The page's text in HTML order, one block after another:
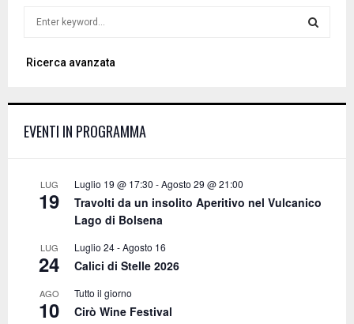
r
o
Ricerca avanzata
EVENTI IN PROGRAMMA
LUG
19
Luglio 19 @ 17:30 -Agosto 29 @ 21:00
Travolti da un insolito Aperitivo nel Vulcanico
Lago di Bolsena
LUG
24
Luglio 24-Agosto 16
Calici di Stelle 2026
AGO
10
Tutto il giorno
Cirò Wine Festival